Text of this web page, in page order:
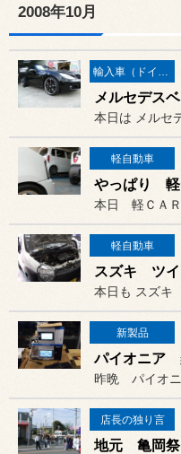
2008年10月
輸入車（ドイツ車）の作業
本日は メルセ
軽自動車
やっぱり 軽
本日 軽ＣＡＲ
軽自動車
スズキ ツイ
本日も スズキ
新製品
パイオニア
店長の独り言
地元 亀岡